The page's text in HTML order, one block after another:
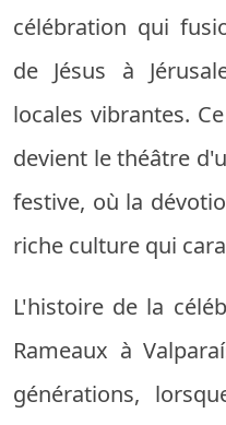
célébration qui
de Jésus à
locales vibrantes.
devient le théâtre
festive, où la
riche culture qui
L'histoire de la
Rameaux à
générations,